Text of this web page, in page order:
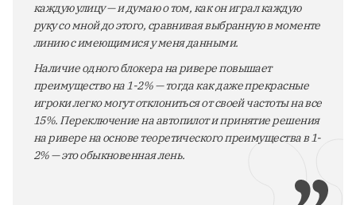
каждую улицу — и думаю о том, как он играл каждую
руку со мной до этого, сравнивая выбранную в моменте
линию с имеющимися у меня данными.
Наличие одного блокера на ривере повышает
преимущество на 1-2% — тогда как даже прекрасные
игроки легко могут отклониться от своей частоты на все
15%. Переключение на автопилот и принятие решения
на ривере на основе теоретического преимущества в 1-
2% — это обыкновенная лень.